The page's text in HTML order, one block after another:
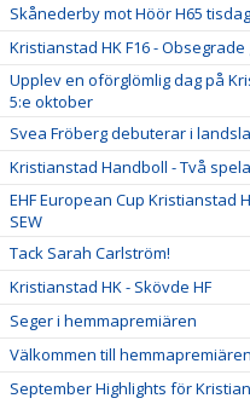
Skånederby mot Höör H65
Kristianstad HK F16 - Obsegrade
Upplev en oförglömlig dag på
5:e oktober
Svea Fröberg debuterar i
Kristianstad Handboll - Två
EHF European Cup Kristianstad
SEW
Tack Sarah Carlström!
Kristianstad HK - Skövde HF
Seger i hemmapremiären
Välkommen till
September Highlights för